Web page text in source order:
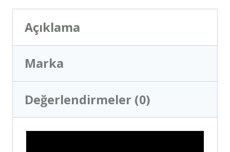
Açıklama
Marka
Değerlendirmeler (0)